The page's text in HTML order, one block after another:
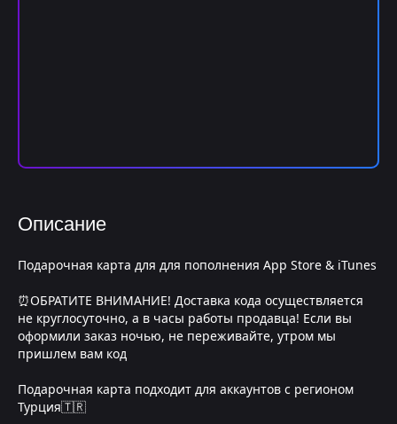
Описание
Подарочная карта для для пополнения App Store & iTunes
⏰ОБРАТИТЕ ВНИМАНИЕ! Доставка кода осуществляется
не круглосуточно, а в часы работы продавца! Если вы
оформили заказ ночью, не переживайте, утром мы
пришлем вам код
Подарочная карта подходит для аккаунтов с регионом
Турция🇹🇷